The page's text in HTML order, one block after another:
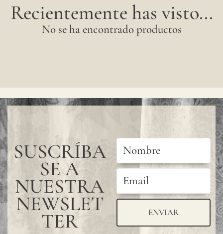
Recientemente has visto...
No se ha encontrado productos
SUSCRÍBA
SE A
NUESTRA
NEWSLET
TER ENVIAR